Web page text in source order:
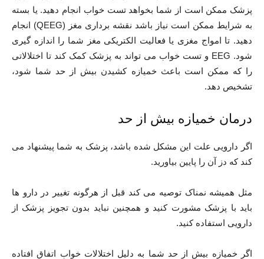
پزشک ممکن است از شما بخواهد تست خواب انجام دهید. یا بسته
به شرایط ممکن است نیاز باشد نقشه برداری مغز (QEEG) انجام
دهید. تا امواج مغزی یا فعالیت الکتریکی مغز شما را اندازه گیری
شود. EEG و تست خواب می تواند به پزشک کمک کند تا اختلالاتی
را که ممکن است باعث خمیازه کشیدن بیش از حد شما شود،
تشخیص دهد.
درمان خمیازه بیش از حد
اگر دارویی علت این مشکل شده باشد، پزشک به شما پیشنهاد می
کند که دز آن را پایین بیاورید.
مثل همیشه نمناک توصیه می کند قبل از هرگونه تغییر در دارو ها
باید با پزشک مشورت کنید و همچنین نباید بدون تجویز پزشک از
دارویی استفاده کنید.
اگر خمیازه بیش از حد شما به دلیل اختلالات خواب اتفاق افتاده